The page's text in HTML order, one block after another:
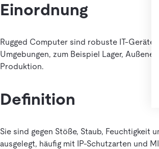
Einordnung
Rugged Computer sind robuste IT-Geräte
Umgebungen, zum Beispiel Lager,
Produktion.
Definition
Sie sind gegen Stöße, Staub, Feuchtigkeit
ausgelegt, häufig mit IP-Schutzarten und